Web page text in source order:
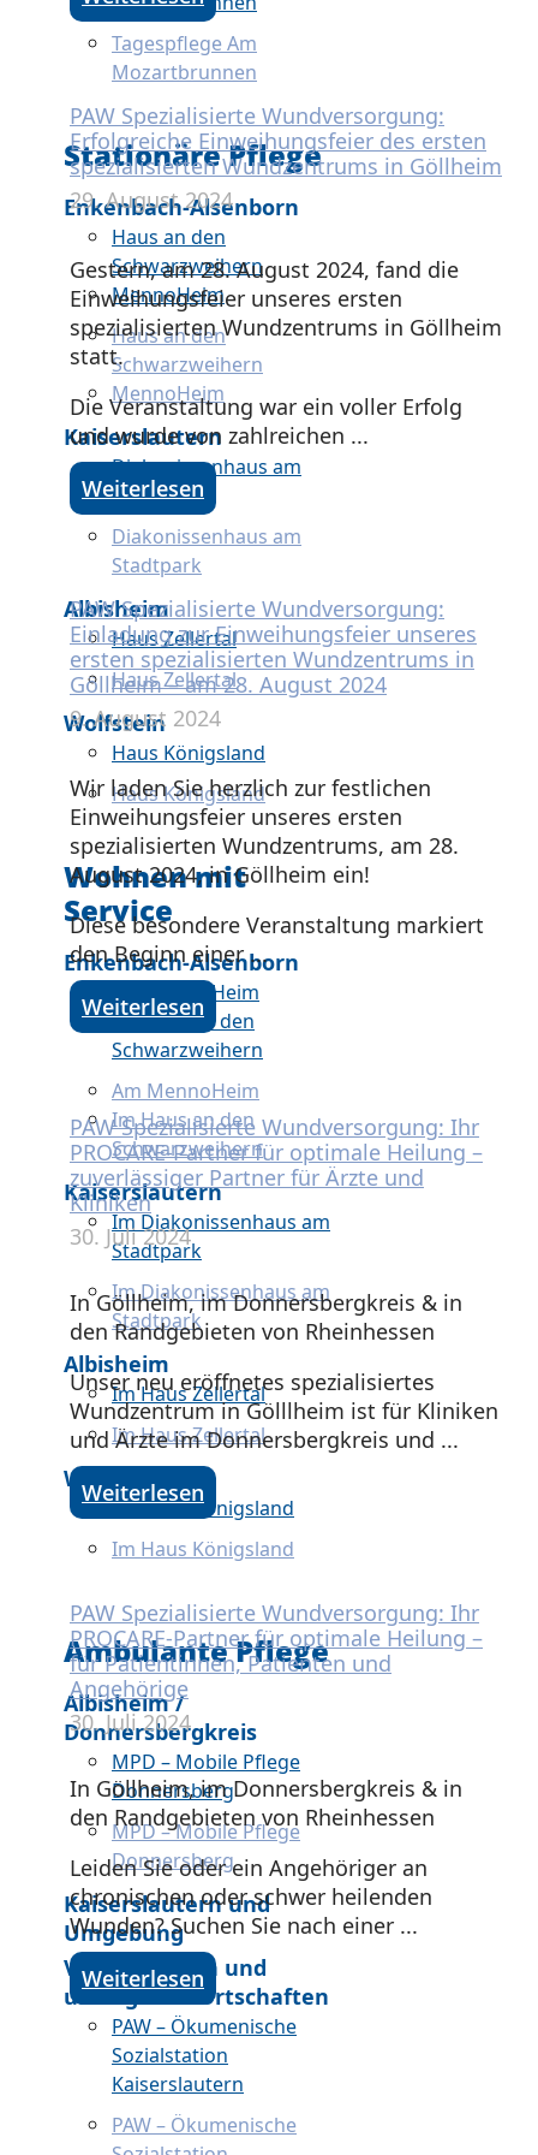
Tagespflege Am
Mozartbrunnen
Stationäre Pflege
Enkenbach-Alsenborn
Haus an den
Schwarzweihern
MennoHeim
Haus an den
Schwarzweihern
MennoHeim
Kaiserslautern
Diakonissenhaus am
Stadtpark
Diakonissenhaus am
Stadtpark
Albisheim
Haus Zellertal
Haus Zellertal
Wolfstein
Haus Königsland
Haus Königsland
Wohnen mit
Service
Enkenbach-Alsenborn
Am MennoHeim
Im Haus an den
Schwarzweihern
Am MennoHeim
Im Haus an den
Schwarzweihern
Kaiserslautern
Im Diakonissenhaus am
Stadtpark
Im Diakonissenhaus am
Stadtpark
Albisheim
Im Haus Zellertal
Im Haus Zellertal
Wolfstein
Im Haus Königsland
Im Haus Königsland
Ambulante Pflege
Albisheim /
Donnersbergkreis
MPD – Mobile Pflege
Donnersberg
MPD – Mobile Pflege
Donnersberg
Kaiserslautern und
Umgebung
VG Enkenbach und
umliegende Ortschaften
PAW – Ökumenische
Sozialstation
Kaiserslautern
PAW – Ökumenische
PAW Spezialisierte Wundversorgung:
Erfolgreiche Einweihungsfeier des ersten
spezialisierten Wundzentrums in Göllheim
29. August 2024
Gestern, am 28. August 2024, fand die
Einweihungsfeier unseres ersten
spezialisierten Wundzentrums in Göllheim
statt.
Die Veranstaltung war ein voller Erfolg
und wurde von zahlreichen ...
Weiterlesen
PAW Spezialisierte Wundversorgung:
Einladung zur Einweihungsfeier unseres
ersten spezialisierten Wundzentrums in
Göllheim – am 28. August 2024
9. August 2024
Wir laden Sie herzlich zur festlichen
Einweihungsfeier unseres ersten
spezialisierten Wundzentrums, am 28.
August 2024, in Göllheim ein!
Diese besondere Veranstaltung markiert
den Beginn einer ...
Weiterlesen
PAW Spezialisierte Wundversorgung: Ihr
PROCARE-Partner für optimale Heilung –
zuverlässiger Partner für Ärzte und
Kliniken
30. Juli 2024
In Göllheim, im Donnersbergkreis & in
den Randgebieten von Rheinhessen
Unser neu eröffnetes spezialisiertes
Wundzentrum in Gölllheim ist für Kliniken
und Ärzte im Donnersbergkreis und ...
Weiterlesen
PAW Spezialisierte Wundversorgung: Ihr
PROCARE-Partner für optimale Heilung –
für Patientinnen, Patienten und
Angehörige
30. Juli 2024
In Göllheim, im Donnersbergkreis & in
den Randgebieten von Rheinhessen
Leiden Sie oder ein Angehöriger an
chronischen oder schwer heilenden
Wunden? Suchen Sie nach einer ...
Weiterlesen